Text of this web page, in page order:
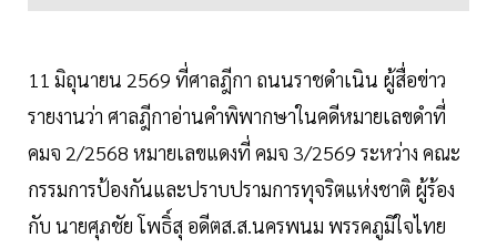
11 มิถุนายน 2569 ที่ศาลฎีกา ถนนราชดำเนิน ผู้สื่อข่าว
รายงานว่า ศาลฎีกาอ่านคำพิพากษาในคดีหมายเลขดำที่
คมจ 2/2568 หมายเลขแดงที่ คมจ 3/2569 ระหว่าง คณะ
กรรมการป้องกันและปราบปรามการทุจริตแห่งชาติ ผู้ร้อง
กับ นายศุภชัย โพธิ์สุ อดีตส.ส.นครพนม พรรคภูมิใจไทย